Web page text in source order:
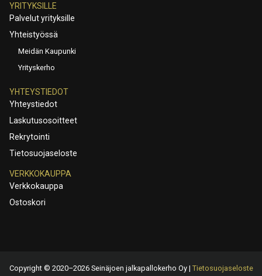
YRITYKSILLE
Palvelut yrityksille
Yhteistyössä
Meidän Kaupunki
Yrityskerho
YHTEYSTIEDOT
Yhteystiedot
Laskutusosoitteet
Rekrytointi
Tietosuojaseloste
VERKKOKAUPPA
Verkkokauppa
Ostoskori
Copyright © 2020–2026 Seinäjoen jalkapallokerho Oy | Tietosuojaseloste